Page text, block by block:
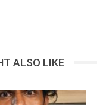
ALSO LIKE